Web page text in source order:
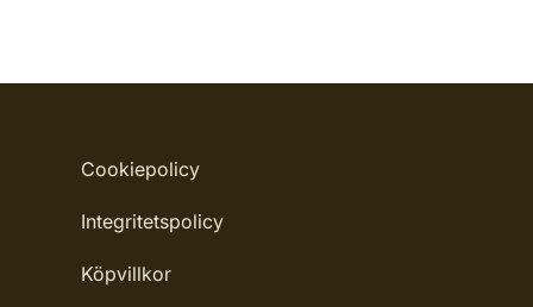
Cookiepolicy
Integritetspolicy
Köpvillkor